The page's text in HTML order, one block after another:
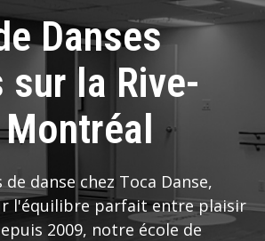
Danses
sur la Rive-
danse chez Toca Danse,
l'équilibre parfait entre plaisir
2009, notre école de